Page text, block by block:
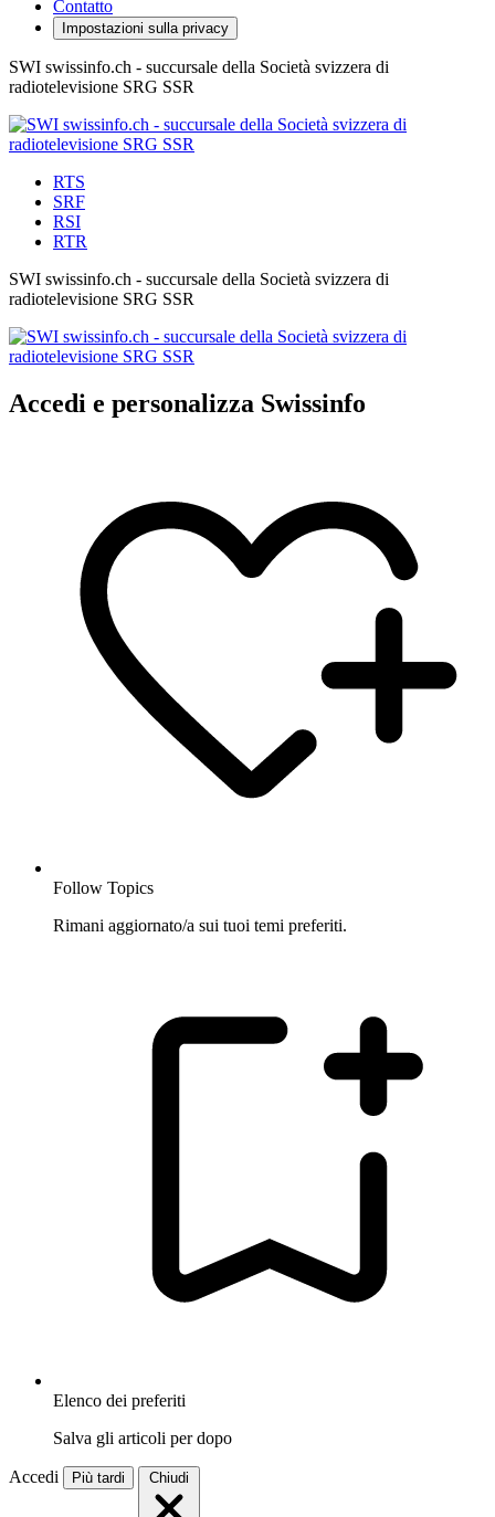
Contatto
Impostazioni sulla privacy
SWI swissinfo.ch - succursale della Società svizzera di
radiotelevisione SRG SSR
RTS
SRF
RSI
RTR
SWI swissinfo.ch - succursale della Società svizzera di
radiotelevisione SRG SSR
Accedi e personalizza Swissinfo
Follow Topics
Rimani aggiornato/a sui tuoi temi preferiti.
Elenco dei preferiti
Salva gli articoli per dopo
Accedi Più tardi Chiudi